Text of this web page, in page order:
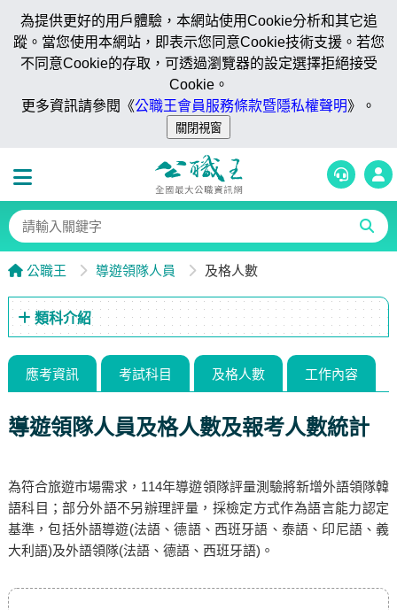
為提供更好的用戶體驗，本網站使用Cookie分析和其它追
蹤。當您使用本網站，即表示您同意Cookie技術支援。若您
不同意Cookie的存取，可透過瀏覽器的設定選擇拒絕接受
Cookie。
更多資訊請參閱《公職王會員服務條款暨隱私權聲明》。
公職王 導遊領隊人員 及格人數
類科介紹
應考資訊 考試科目 及格人數 工作內容
導遊領隊人員及格人數及報考人數統計
為符合旅遊市場需求，114年導遊領隊評量測驗將新增外語領隊韓
語科目；部分外語不另辦理評量，採檢定方式作為語言能力認定
基準，包括外語導遊(法語、德語、西班牙語、泰語、印尼語、義
大利語)及外語領隊(法語、德語、西班牙語)。